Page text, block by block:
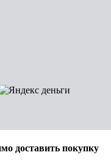
доставить покупку